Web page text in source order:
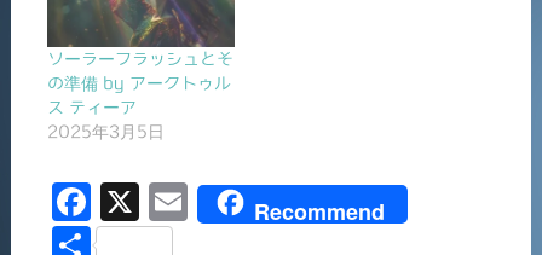
ソーラーフラッシュとそ
の準備 by アークトゥル
ス ティーア
2025年3月5日
F
a
X
E
Recommend
共